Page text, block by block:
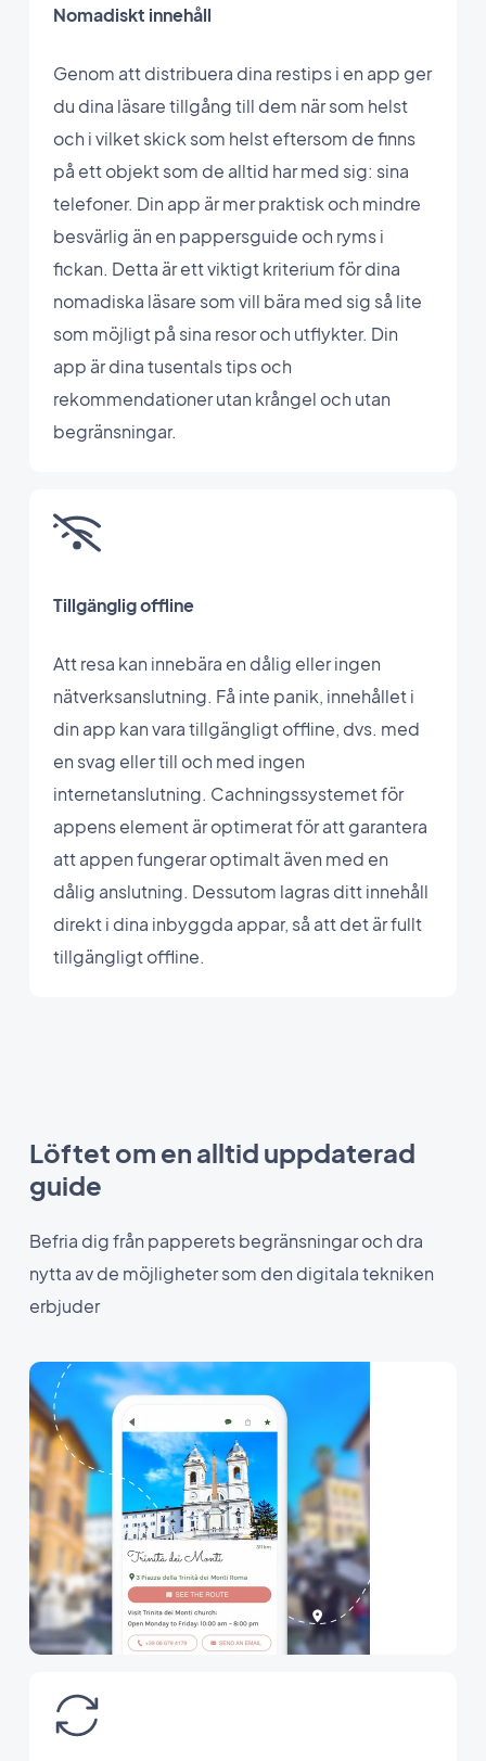
Nomadiskt innehåll
Genom att distribuera dina restips i en app ger
du dina läsare tillgång till dem när som helst
och i vilket skick som helst eftersom de finns
på ett objekt som de alltid har med sig: sina
telefoner. Din app är mer praktisk och mindre
besvärlig än en pappersguide och ryms i
fickan. Detta är ett viktigt kriterium för dina
nomadiska läsare som vill bära med sig så lite
som möjligt på sina resor och utflykter. Din
app är dina tusentals tips och
rekommendationer utan krångel och utan
begränsningar.
Tillgänglig offline
Att resa kan innebära en dålig eller ingen
nätverksanslutning. Få inte panik, innehållet i
din app kan vara tillgängligt offline, dvs. med
en svag eller till och med ingen
internetanslutning. Cachningssystemet för
appens element är optimerat för att garantera
att appen fungerar optimalt även med en
dålig anslutning. Dessutom lagras ditt innehåll
direkt i dina inbyggda appar, så att det är fullt
tillgängligt offline.
Löftet om en alltid uppdaterad
guide
Befria dig från papperets begränsningar och dra
nytta av de möjligheter som den digitala tekniken
erbjuder